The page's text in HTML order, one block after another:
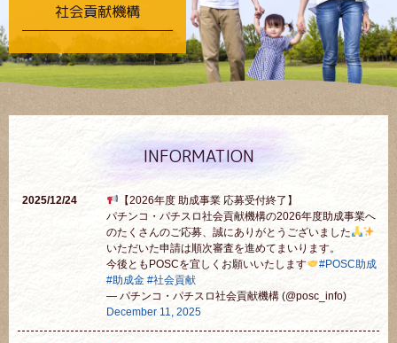
社会貢献機構
INFORMATION
2025/12/24
【2026年度 助成事業 応募受付終了】
パチンコ・パチスロ社会貢献機構の2026年度助成事業へ
のたくさんのご応募、誠にありがとうございました
いただいた申請は順次審査を進めてまいります。
今後ともPOSCを宜しくお願いいたします
#POSC助成
#助成金 #社会貢献
— パチンコ・パチスロ社会貢献機構 (@posc_info)
December 11, 2025